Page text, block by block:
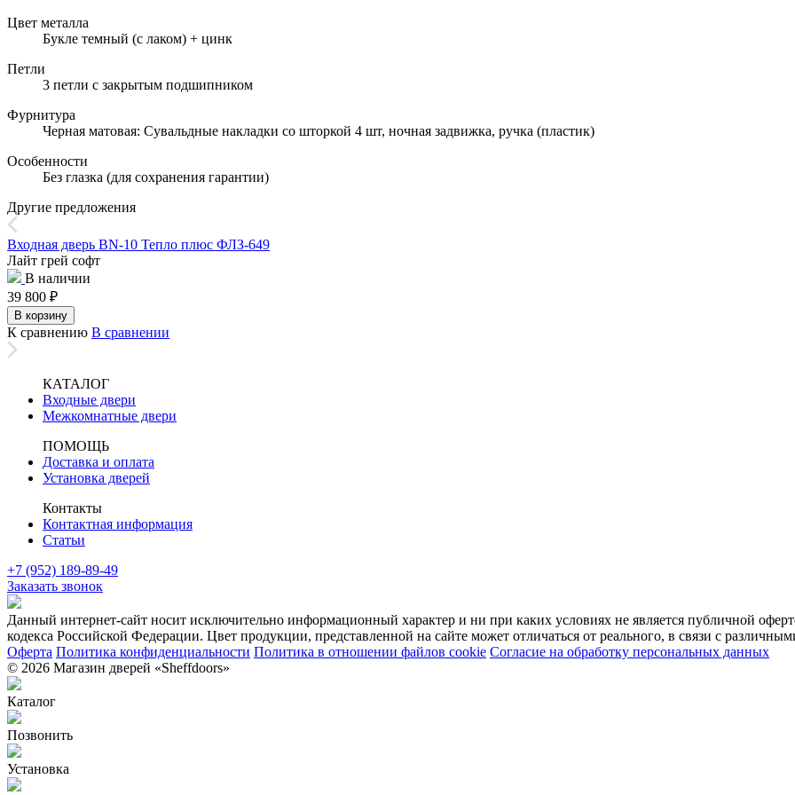
Цвет металла
Букле темный (с лаком) + цинк
Петли
3 петли с закрытым подшипником
Фурнитура
Черная матовая: Сувальдные накладки со шторкой 4 шт, ночная задвижка, ручка (пластик)
Особенности
Без глазка (для сохранения гарантии)
Другие предложения
Входная дверь BN-10 Тепло плюс ФЛЗ-649
Лайт грей софт
В наличии
39 800 ₽
В корзину
К сравнению В сравнении
КАТАЛОГ
Входные двери
Межкомнатные двери
ПОМОЩЬ
Доставка и оплата
Установка дверей
Контакты
Контактная информация
Статьи
+7 (952) 189-89-49
Заказать звонок
Данный интернет-сайт носит исключительно информационный характер и ни при каких условиях не является публичной
кодекса Российской Федерации. Цвет продукции, представленной на сайте может отличаться от реального, в связи с
Оферта Политика конфиденциальности Политика в отношении файлов cookie Согласие на обработку персональных данных
© 2026 Магазин дверей «Sheffdoors»
Каталог
Позвонить
Установка